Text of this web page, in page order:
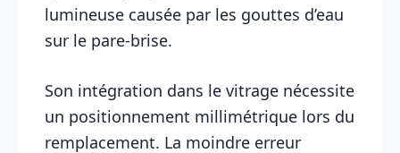
lumineuse causée par les gouttes d’eau
sur le pare-brise.
Son intégration dans le vitrage nécessite
un positionnement millimétrique lors du
remplacement. La moindre erreur